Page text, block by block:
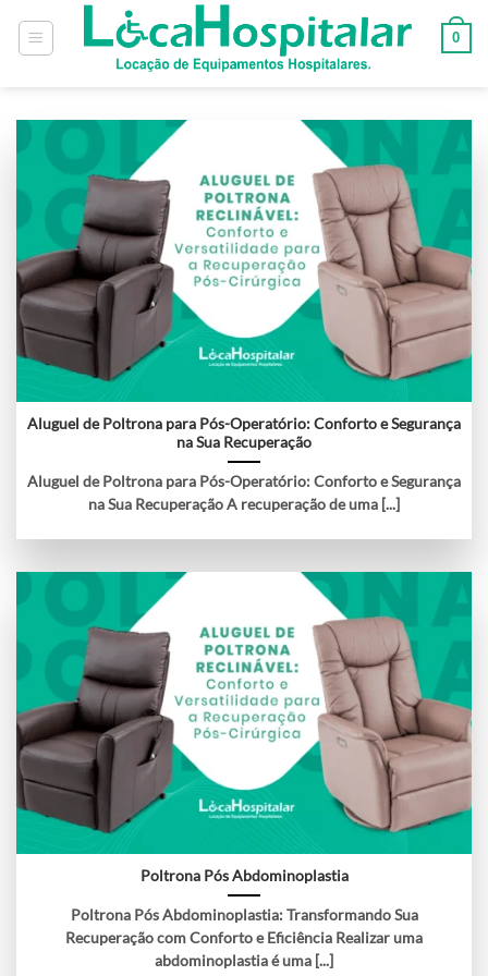
0
Aluguel de Poltrona para Pós-Operatório: Conforto e Segurança
na Sua Recuperação
Aluguel de Poltrona para Pós-Operatório: Conforto e Segurança
na Sua Recuperação A recuperação de uma [...]
Poltrona Pós Abdominoplastia
Poltrona Pós Abdominoplastia: Transformando Sua
Recuperação com Conforto e Eficiência Realizar uma
abdominoplastia é uma [...]